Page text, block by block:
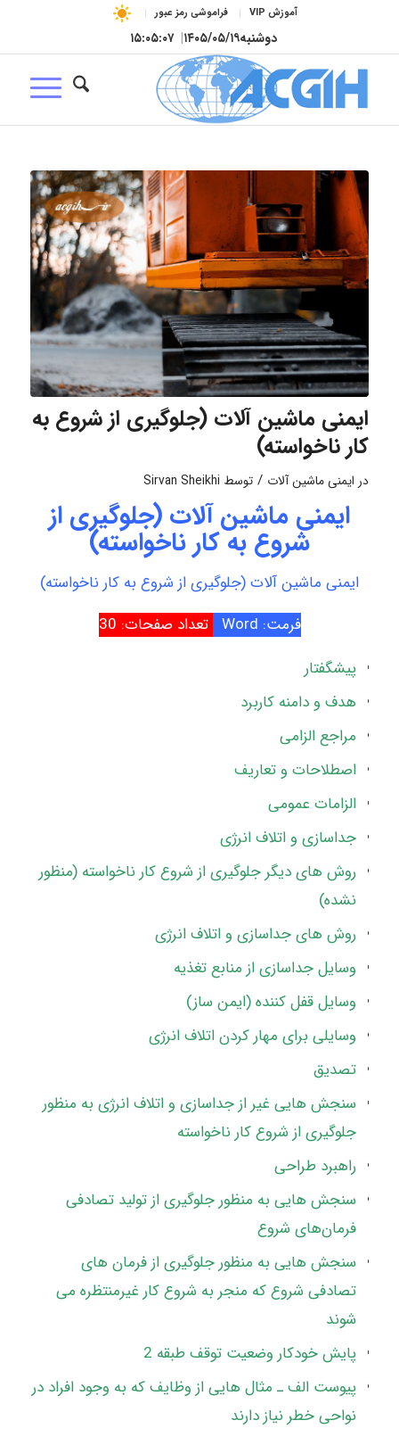
آموزش VIP فراموشی رمز عبور
دوشنبه۱۴۰۵/۰۵/۱۹| ۱۵:۰۵:۰۷
ایمنی ماشین آلات (جلوگیری از شروع به
کار ناخواسته)
در ایمنی ماشین آلات / توسط Sirvan Sheikhi
ایمنی ماشین آلات (جلوگیری از
شروع به کار ناخواسته)
ایمنی ماشین آلات (جلوگیری از شروع به کار ناخواسته)
فرمت: Word
تعداد صفحات: 30
پیشگفتار
هدف و دامنه کاربرد
مراجع الزامی
اصطلاحات و تعاریف
الزامات عمومی
جداسازی و اتلاف انرژی
روش های دیگر جلوگیری از شروع کار ناخواسته (منظور
نشده)
روش های جداسازی و اتلاف انرژی
وسایل جداسازی از منابع تغذیه
وسایل قفل کننده (ایمن ساز)
وسایلی برای مهار کردن اتلاف انرژی
تصدیق
سنجش هایی غیر از جداسازی و اتلاف انرژی به منظور
جلوگیری از شروع کار ناخواسته
راهبرد طراحی
سنجش هایی به منظور جلوگیری از تولید تصادفی
فرمان‌های شروع
سنجش هایی به منظور جلوگیری از فرمان های
تصادفی شروع که منجر به شروع کار غیرمنتظره می
شوند
پایش خودکار وضعیت توقف طبقه 2
پیوست الف ـ مثال هایی از وظایف که به وجود افراد در
نواحی خطر نیاز دارند